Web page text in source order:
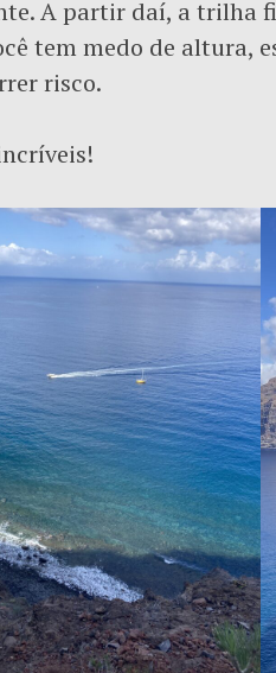
A partir daí, a trilha
tem medo de altura,
risco.